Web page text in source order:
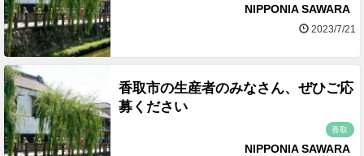
NIPPONIA SAWARA
2023/7/21
香取市の生産者のみなさん、ぜひご応
募ください
香取
NIPPONIA SAWARA